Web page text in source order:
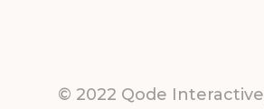
© 2022 Qode Interactive